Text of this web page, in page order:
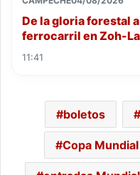
De la gloria forestal
ferrocarril en Zoh-
11:41
boletos
Copa